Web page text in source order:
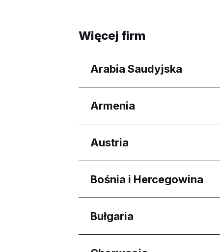
Więcej firm
Arabia Saudyjska
Regiony
Prowincja Asir
Riyadh Province
Makkah Province
منطقة الرياض
Armenia
Regiony
Yerevan
Austria
Regiony
Wien
Bośnia i Hercegowina
Regiony
Federacija Bosne i
Bułgaria